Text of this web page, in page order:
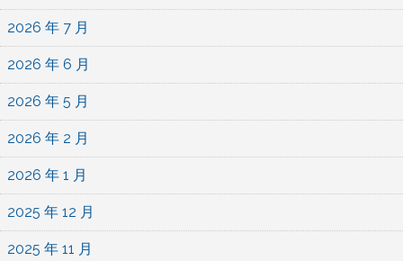
2026 年 7 月
2026 年 6 月
2026 年 5 月
2026 年 2 月
2026 年 1 月
2025 年 12 月
2025 年 11 月